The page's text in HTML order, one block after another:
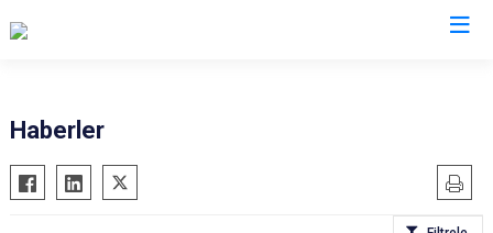
Aliağa
Balçova
Haberler